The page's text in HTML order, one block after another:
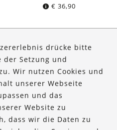
€ 36,90
drücke bitte
der Setzung und
Wir nutzen Cookies und
unserer Webseite
und das
Website zu
dass wir die Daten zu